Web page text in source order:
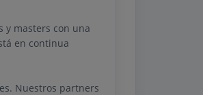
y masters con una
en continua
Nuestros partners